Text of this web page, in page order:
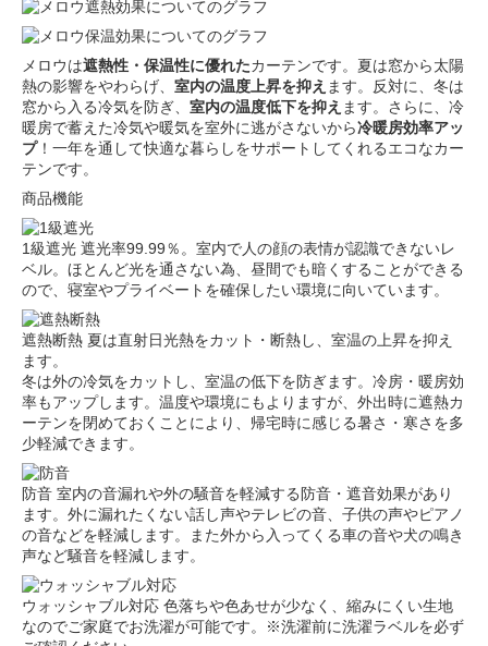
メロウは遮熱性・保温性に優れたカーテンです。夏は窓から太陽
熱の影響をやわらげ、 室内の温度上昇を抑え ます。反対に、冬は
窓から入る冷気を防ぎ、 室内の温度低下を抑え ます。さらに、冷
暖房で蓄えた冷気や暖気を室外に逃がさないから冷暖房効率アッ
プ！一年を通して快適な暮らしをサポートしてくれるエコなカー
テンです。
商品機能
1級遮光 遮光率99.99％。室内で人の顔の表情が認識できないレ
ベル。ほとんど光を通さない為、昼間でも暗くすることができる
ので、寝室やプライベートを確保したい環境に向いています。
遮熱断熱 夏は直射日光熱をカット・断熱し、室温の上昇を抑え
ます。
冬は外の冷気をカットし、室温の低下を防ぎます。冷房・暖房効
率もアップします。温度や環境にもよりますが、外出時に遮熱カ
ーテンを閉めておくことにより、帰宅時に感じる暑さ・寒さを多
少軽減できます。
防音 室内の音漏れや外の騒音を軽減する防音・遮音効果があり
ます。外に漏れたくない話し声やテレビの音、子供の声やピアノ
の音などを軽減します。また外から入ってくる車の音や犬の鳴き
声など騒音を軽減します。
ウォッシャブル対応 色落ちや色あせが少なく、縮みにくい生地
なのでご家庭でお洗濯が可能です。※洗濯前に洗濯ラベルを必ず